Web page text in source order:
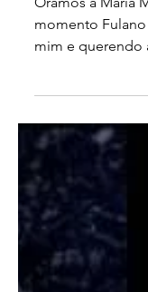
pensamento
Oramos a Maria